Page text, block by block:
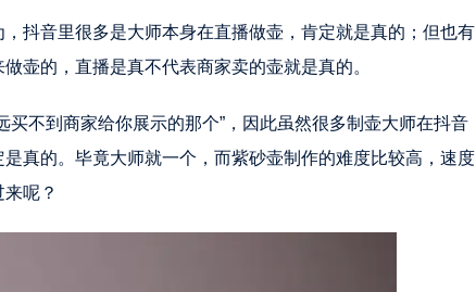
抖音里很多是大师本身在直播做壶，肯定就是真的；但也有
壶的，直播是真不代表商家卖的壶就是真的。
不到商家给你展示的那个”，因此虽然很多制壶大师在抖音
真的。毕竟大师就一个，而紫砂壶制作的难度比较高，速度
呢？